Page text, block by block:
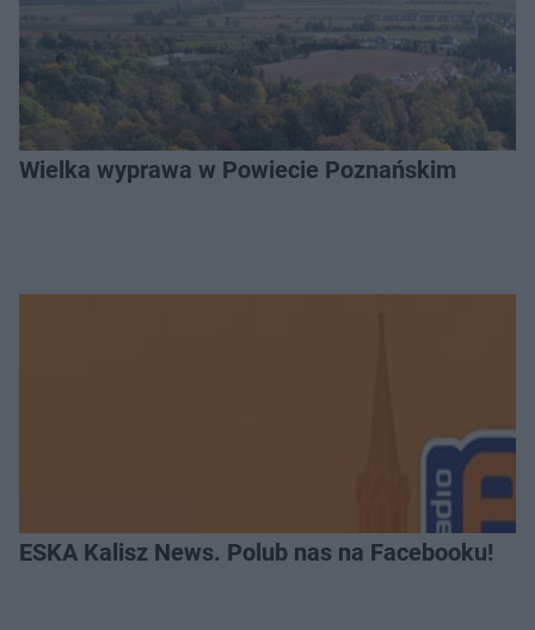
Wielka wyprawa w Powiecie Poznańskim
ESKA Kalisz News. Polub nas na Facebooku!